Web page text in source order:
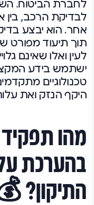
לחברת הביטוח.
לבדיקת הרכב, בין
אחר. הוא יבצע
תוך תיעוד מפורט
לעין ואלו שאינם
ישתמש בידע
טכנולוגיים
היקף הנזק ואת
מהו
בהערכת
התיקון?